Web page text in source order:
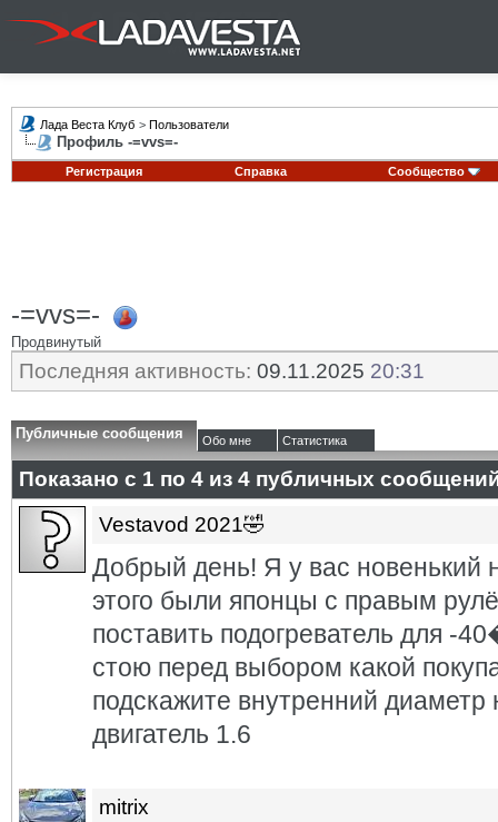
Лада Веста Клуб > Пользователи
Профиль -=vvs=-
Регистрация Справка Сообщество
-=vvs=-
Продвинутый
Последняя активность: 09.11.2025 20:31
Публичные сообщения Обо мне Статистика
Показано с 1 по 4 из 4 публичных
Vestavod 2021🤣
Добрый день! Я у вас новенький
этого были японцы с правым
поставить подогреватель
стою перед выбором какой
подскажите внутренний диаметр
двигатель 1.6
mitrix